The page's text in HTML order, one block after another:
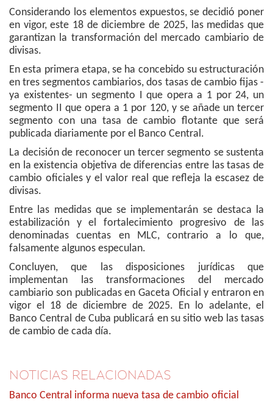
Considerando los elementos expuestos, se decidió poner
en vigor, este 18 de diciembre de 2025, las medidas que
garantizan la transformación del mercado cambiario de
divisas.
En esta primera etapa, se ha concebido su estructuración
en tres segmentos cambiarios, dos tasas de cambio fijas -
ya existentes- un segmento I que opera a 1 por 24, un
segmento II que opera a 1 por 120, y se añade un tercer
segmento con una tasa de cambio flotante que será
publicada diariamente por el Banco Central.
La decisión de reconocer un tercer segmento se sustenta
en la existencia objetiva de diferencias entre las tasas de
cambio oficiales y el valor real que refleja la escasez de
divisas.
Entre las medidas que se implementarán se destaca la
estabilización y el fortalecimiento progresivo de las
denominadas cuentas en MLC, contrario a lo que,
falsamente algunos especulan.
Concluyen, que las disposiciones jurídicas que
implementan las transformaciones del mercado
cambiario son publicadas en Gaceta Oficial y entraron en
vigor el 18 de diciembre de 2025. En lo adelante, el
Banco Central de Cuba publicará en su sitio web las tasas
de cambio de cada día.
NOTICIAS RELACIONADAS
Banco Central informa nueva tasa de cambio oficial